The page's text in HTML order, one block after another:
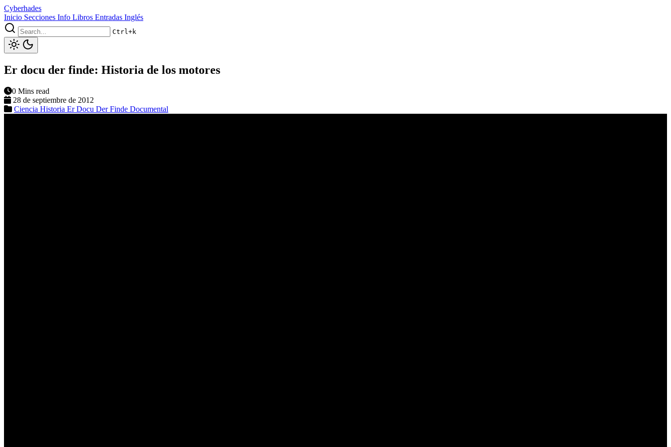
Cyberhades
Inicio Secciones Info Libros Entradas Inglés
Ctrl+k
Er docu der finde: Historia de los motores
0 Mins read
28 de septiembre de 2012
Ciencia Historia Er Docu Der Finde Documental